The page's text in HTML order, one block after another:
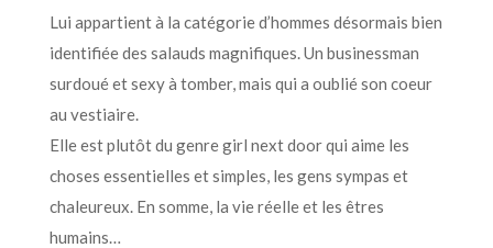
Lui appartient à la catégorie d’hommes désormais bien
identifiée des salauds magnifiques. Un businessman
surdoué et sexy à tomber, mais qui a oublié son coeur
au vestiaire.
Elle est plutôt du genre girl next door qui aime les
choses essentielles et simples, les gens sympas et
chaleureux. En somme, la vie réelle et les êtres
humains…